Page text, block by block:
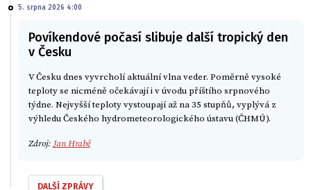
5. srpna 2026 4:00
Povíkendové počasí slibuje další tropický den
v Česku
V Česku dnes vyvrcholí aktuální vlna veder. Poměrně vysoké
teploty se nicméně očekávají i v úvodu příštího srpnového
týdne. Nejvyšší teploty vystoupají až na 35 stupňů, vyplývá z
výhledu Českého hydrometeorologického ústavu (ČHMÚ).
Zdroj: Jan Hrabě
DALŠÍ ZPRÁVY